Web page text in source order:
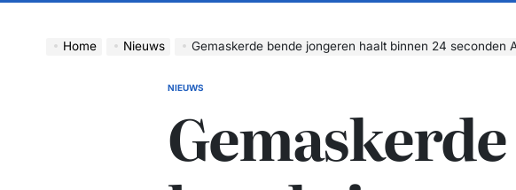
Home Nieuws Gemaskerde bende jongeren haalt binnen 24 seconden Apple
GEPLAATST
NIEUWS
Gemaskerde